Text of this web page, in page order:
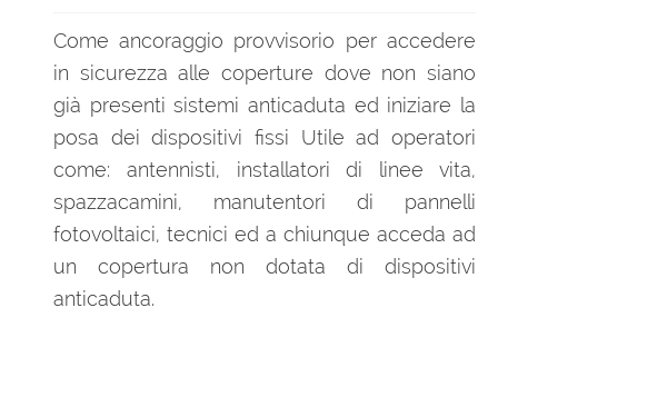
Come ancoraggio provvisorio per accedere
in sicurezza alle coperture dove non siano
già presenti sistemi anticaduta ed iniziare la
posa dei dispositivi fissi Utile ad operatori
come: antennisti, installatori di linee vita,
spazzacamini, manutentori di pannelli
fotovoltaici, tecnici ed a chiunque acceda ad
un copertura non dotata di dispositivi
anticaduta.